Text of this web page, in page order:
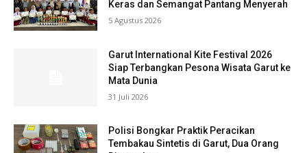
Keras dan Semangat Pantang Menyerah
5 Agustus 2026
Garut International Kite Festival 2026
Siap Terbangkan Pesona Wisata Garut ke
Mata Dunia
31 Juli 2026
Polisi Bongkar Praktik Peracikan
Tembakau Sintetis di Garut, Dua Orang